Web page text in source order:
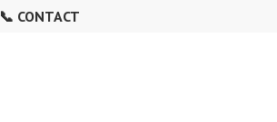
📞 CONTACT